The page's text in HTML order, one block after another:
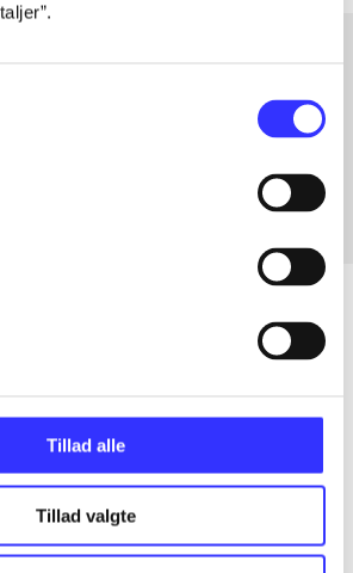
Tillad alle
Tillad valgte
topics
grouped by issue